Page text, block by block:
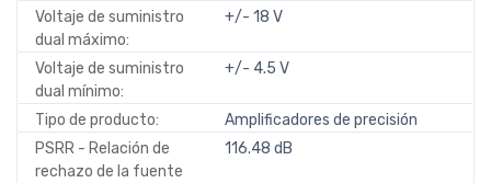
Voltaje de suministro
dual máximo:
+/- 18 V
Voltaje de suministro
dual mínimo:
+/- 4.5 V
Tipo de producto:
Amplificadores de precisión
PSRR - Relación de
rechazo de la fuente
116.48 dB